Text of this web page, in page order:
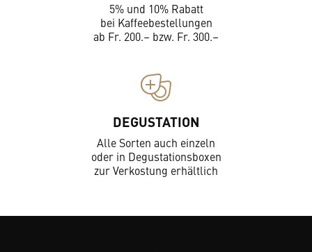
5% und 10% Rabatt
bei Kaffeebestellungen
ab Fr. 200.– bzw. Fr. 300.–
DEGUSTATION
Alle Sorten auch einzeln
oder in Degustationsboxen
zur Verkostung erhältlich